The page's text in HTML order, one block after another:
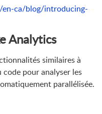
ca/blog/introducing-
Analytics
similaires à
pour analyser les
parallélisée.